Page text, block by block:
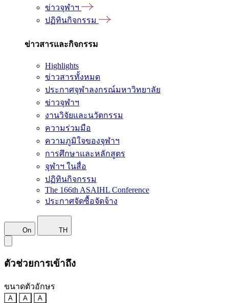
ข่าวจุฬาฯ
ปฏิทินกิจกรรม
ข่าวสารและกิจกรรม
Highlights
ข่าวสารทั้งหมด
ประกาศจุฬาลงกรณ์มหาวิทยาลัย
ข่าวจุฬาฯ
งานวิจัยและนวัตกรรม
ความร่วมมือ
ความภูมิใจของจุฬาฯ
การศึกษาและหลักสูตร
จุฬาฯ ในสื่อ
ปฏิทินกิจกรรม
The 166th ASAIHL Conference
ประกาศจัดซื้อจัดจ้าง
On TH
ตัวช่วยการเข้าถึง
ขนาดตัวอักษร
A A A